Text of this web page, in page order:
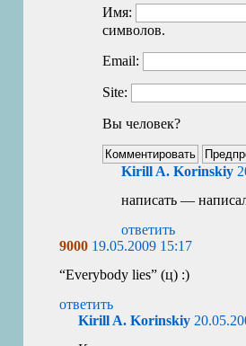
Имя:
символов.
Email:
Site:
Вы человек?
Kirill A. Korinskiy
написать —
ответить
9000 19.05.2009 15:17
“Everybody lies” (ц) :)
ответить
Kirill A. Korinskiy